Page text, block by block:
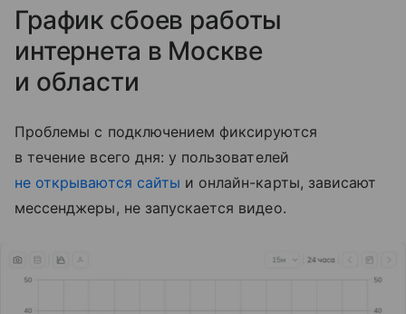
График сбоев работы
интернета в Москве
и области
Проблемы с подключением фиксируются
в течение всего дня: у пользователей
не открываются сайты и онлайн-карты, зависают
мессенджеры, не запускается видео.